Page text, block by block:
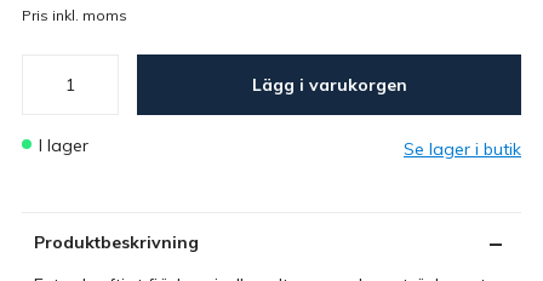
Pris inkl. moms
Lägg i varukorgen
I lager Se lager i butik
Produktbeskrivning